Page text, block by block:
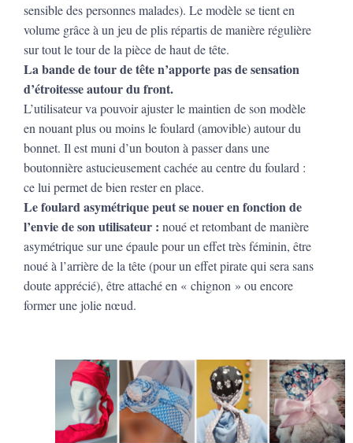
sensible des personnes malades). Le modèle se tient en
volume grâce à un jeu de plis répartis de manière régulière
sur tout le tour de la pièce de haut de tête.
La bande de tour de tête n’apporte pas de sensation
d’étroitesse autour du front.
L’utilisateur va pouvoir ajuster le maintien de son modèle
en nouant plus ou moins le foulard (amovible) autour du
bonnet. Il est muni d’un bouton à passer dans une
boutonnière astucieusement cachée au centre du foulard :
ce lui permet de bien rester en place.
Le foulard asymétrique peut se nouer en fonction de
l’envie de son utilisateur : noué et retombant de manière
asymétrique sur une épaule pour un effet très féminin, être
noué à l’arrière de la tête(pour un effet pirate qui sera sans
doute apprécié), être attaché en « chignon » ou encore
former une jolienœud.